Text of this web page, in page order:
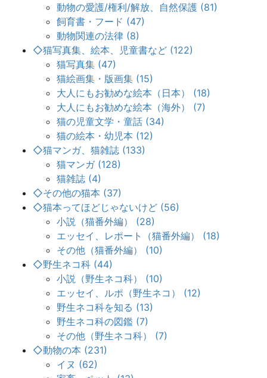
動物の愛護/権利/解放、自然保護 (81)
飼育書・フード (47)
動物関連の法律 (8)
◇猫写真集、絵本、児童書など (122)
猫写真集 (47)
猫絵画集・版画集 (15)
大人にもお勧めな絵本（日本） (18)
大人にもお勧めな絵本（海外） (7)
猫の児童文学・童話 (34)
猫の絵本・幼児本 (12)
◇猫マンガ、猫雑誌 (133)
猫マンガ (128)
猫雑誌 (4)
◇その他の猫本 (37)
◇猫本ってほどじゃないけど (56)
小説（猫番外編） (28)
エッセイ、レポート（猫番外編） (18)
その他（猫番外編） (10)
◇野生ネコ科 (44)
小説（野生ネコ科） (10)
エッセイ、ルポ（野生ネコ） (12)
野生ネコ科を知る (13)
野生ネコ科の図鑑 (7)
その他（野生ネコ科） (7)
◇動物の本 (231)
イヌ (62)